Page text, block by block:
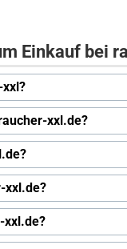
Einkauf bei
xxl.de?
xxl.de?
xxl.de?